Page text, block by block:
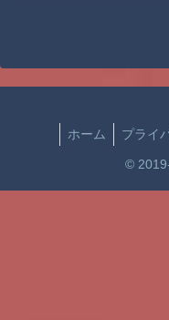
ホーム プライ
©